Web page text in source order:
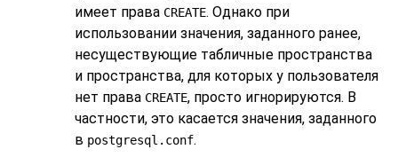
имеет права CREATE. Однако при
использовании значения, заданного ранее,
несуществующие табличные пространства
и пространства, для которых у пользователя
нет права CREATE, просто игнорируются. В
частности, это касается значения, заданного
в postgresql.conf.